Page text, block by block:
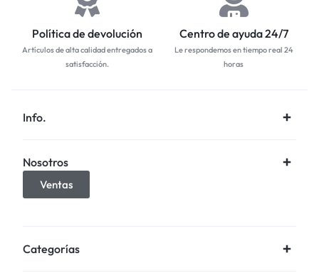
Política de devolución
Artículos de alta calidad entregados a
satisfacción.
Centro de ayuda 24/7
Le respondemos en tiempo real 24
horas
Info.
Nosotros
Ventas
Categorías